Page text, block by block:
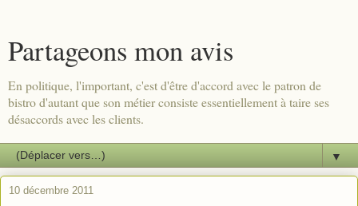
Partageons mon avis
En politique, l'important, c'est d'être d'accord avec le patron de
bistro d'autant que son métier consiste essentiellement à taire ses
désaccords avec les clients.
▼
10 décembre 2011